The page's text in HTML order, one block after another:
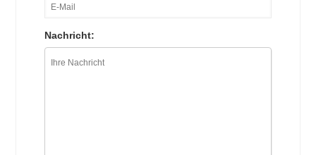
Nachricht: